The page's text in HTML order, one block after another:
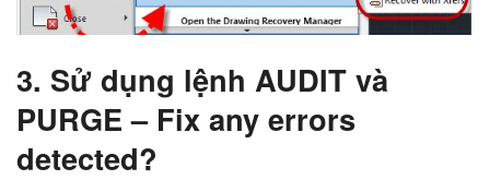
3. Sử dụng lệnh AUDIT và
PURGE – Fix any errors
detected?